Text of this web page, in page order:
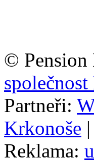
© Pension
Partneři:
Krkonoše |
Reklama: